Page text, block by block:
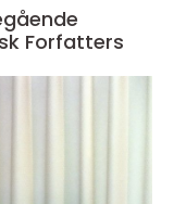
Forfatters